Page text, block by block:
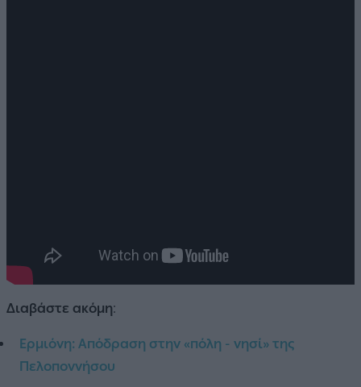
Διαβάστε ακόμη:
Ερμιόνη: Απόδραση στην «πόλη - νησί» της
Πελοποννήσου